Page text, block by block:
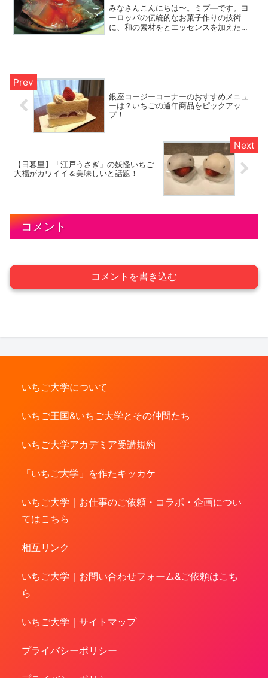
みなさんこんにちは〜。ミプ―です。ヨ
ーロッパの伝統的なお菓子作りの技術
に、和の素材をとエッセンスを加えた、
銀座コージーコーナーのおすすめメニュ
ーは？いちごの通年商品をピックアッ
プ！
【日暮里】「江戸うさぎ」の妖怪いちご
大福がカワイイ＆美味しいと話題！
コメント
コメントを書き込む
いちご大学について
いちご王国&いちご大学とその仲間たち
いちご大学アカデミア受講規約
「いちご大学」を作たキッカケ
いちご大学｜お仕事のご依頼・コラボ・企画につい
てはこちら
相互リンク
いちご大学｜お問い合わせフォーム&ご依頼はこち
ら
いちご大学｜サイトマップ
プライバシーポリシー